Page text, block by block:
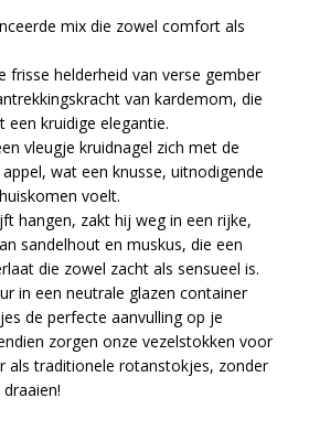
mix die zowel comfort als
frisse helderheid van verse gember
van kardemom, die
kruidige elegantie.
vleugje kruidnagel zich met de
wat een knusse, uitnodigende
voelt.
hangen, zakt hij weg in een rijke,
sandelhout en muskus, die een
die zowel zacht als sensueel is.
in een neutrale glazen container
de perfecte aanvulling op je
zorgen onze vezelstokken voor
als traditionele rotanstokjes, zonder